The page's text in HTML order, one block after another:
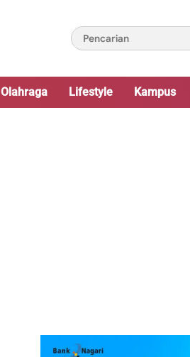
Olahraga Lifestyle Kampus